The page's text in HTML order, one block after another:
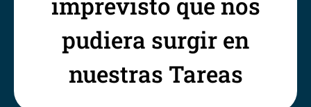
pudiera surgir en
nuestras Tareas